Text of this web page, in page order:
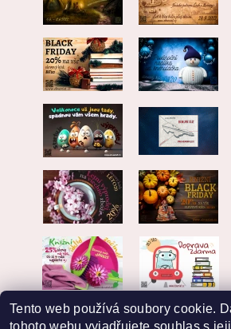
Tento web používá soubory cookie.
tohoto webu vyjadřujete souhlas s